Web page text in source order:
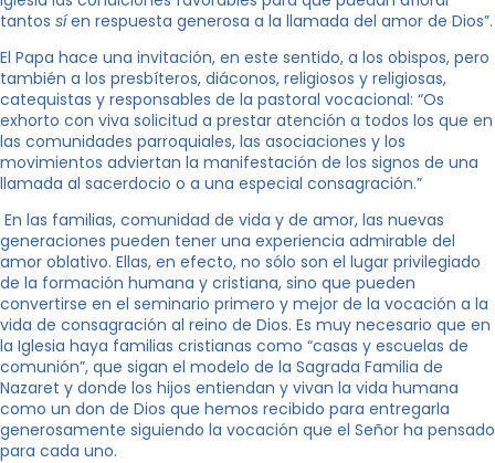
tantos síen respuesta generosa a la llamada del amor de Dios”.
El Papa hace una invitación, en este sentido, a los obispos, pero
también a los presbíteros, diáconos, religiosos y religiosas,
catequistas y responsables de la pastoral vocacional: “Os
exhorto con viva solicitud a prestar atención a todos los que en
las comunidades parroquiales, las asociaciones y los
movimientos adviertan la manifestación de los signos de una
llamada al sacerdocio o a una especial consagración.”
En las familias, comunidad de vida y de amor, las nuevas
generaciones pueden tener una experiencia admirable del
amor oblativo. Ellas, en efecto, no sólo son el lugar privilegiado
de la formación humana y cristiana, sino que pueden
convertirse en el seminario primero y mejor de la vocación a la
vida de consagración al reino de Dios. Es muy necesario que en
la Iglesia haya familias cristianas como “casas y escuelas de
comunión”, que sigan el modelo de la Sagrada Familia de
Nazaret y donde los hijos entiendan y vivan la vida humana
como un don de Dios que hemos recibido para entregarla
generosamente siguiendo la vocación que el Señor ha pensado
para cada uno.